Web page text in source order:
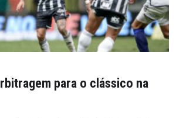
para o clássico na